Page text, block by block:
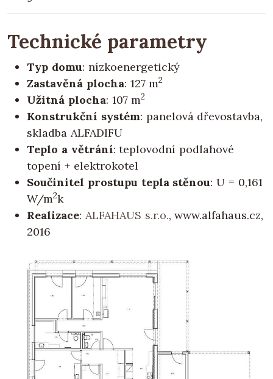
Technické parametry
Typ domu: nízkoenergetický
Zastavěná plocha: 127 m2
Užitná plocha: 107 m2
Konstrukční systém: panelová dřevostavba,
skladba ALFADIFU
Teplo a větrání: teplovodní podlahové
topení + elektrokotel
Součinitel prostupu tepla stěnou: U = 0,161
W/m2k
Realizace: ALFAHAUS s.r.o., www.alfahaus.cz,
2016